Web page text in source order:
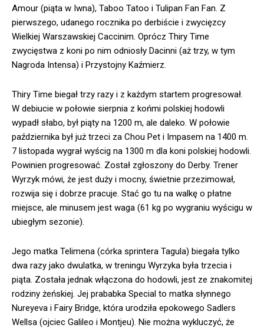
Amour (piąta w Iwna), Taboo Tatoo i Tulipan Fan Fan. Z
pierwszego, udanego rocznika po derbiście i zwycięzcy
Wielkiej Warszawskiej Caccinim. Oprócz Thiry Time
zwycięstwa z koni po nim odniosły Dacinni (aż trzy, w tym
Nagroda Intensa) i Przystojny Kaźmierz.
Thiry Time biegał trzy razy i z każdym startem progresował.
W debiucie w połowie sierpnia z końmi polskiej hodowli
wypadł słabo, był piąty na 1200 m, ale daleko. W połowie
października był już trzeci za Chou Pet i Impasem na 1400 m.
7 listopada wygrał wyścig na 1300 m dla koni polskiej hodowli.
Powinien progresować. Został zgłoszony do Derby. Trener
Wyrzyk mówi, że jest duży i mocny, świetnie przezimował,
rozwija się i dobrze pracuje. Stać go tu na walkę o płatne
miejsce, ale minusem jest waga (61 kg po wygraniu wyścigu w
ubiegłym sezonie).
Jego matka Telimena (córka sprintera Tagula) biegała tylko
dwa razy jako dwulatka, w treningu Wyrzyka była trzecia i
piąta. Została jednak włączona do hodowli, jest ze znakomitej
rodziny żeńskiej. Jej prababka Special to matka słynnego
Nureyeva i Fairy Bridge, która urodziła epokowego Sadlers
Wellsa (ojciec Galileo i Montjeu). Nie można wykluczyć, że